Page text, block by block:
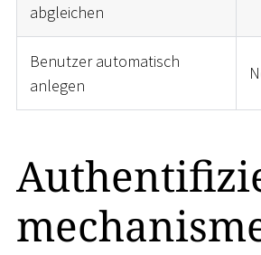
abgleichen
Benutzer automatisch
anlegen